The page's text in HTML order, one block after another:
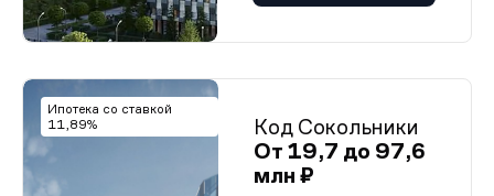
Ипотека со ставкой
11,89%
Код Сокольники
От 19,7 до 97,6
млн ₽